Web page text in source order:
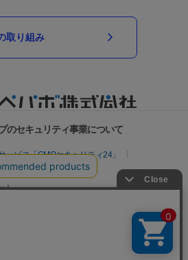
取り組み
のセキュリティ事業について
ビス「GMOセキュリティ24」
トリスク診断
ト
）